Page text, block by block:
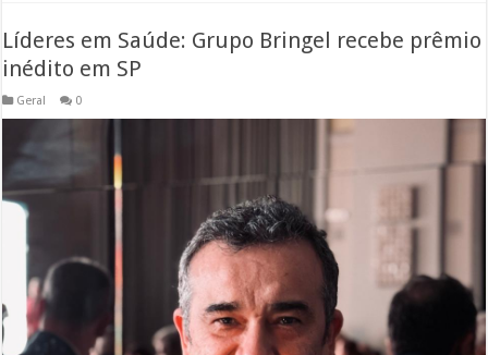
Líderes em Saúde: Grupo Bringel recebe prêmio
inédito em SP
Geral 0